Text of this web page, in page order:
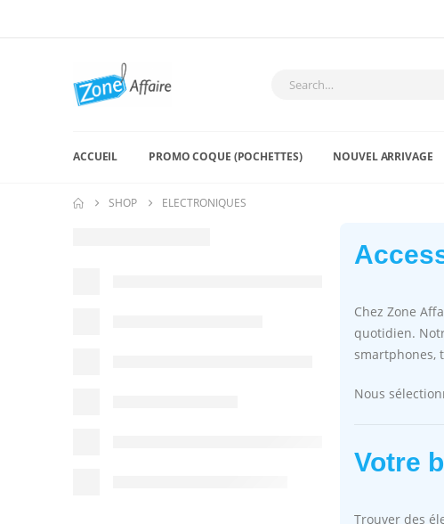
ACCUEIL PROMO COQUE (POCHETTES) NOUVEL ARRIVAGE
SHOP ELECTRONIQUES
Chez Zone
quotidien.
smartphones,
Nous
Votre
Trouver des